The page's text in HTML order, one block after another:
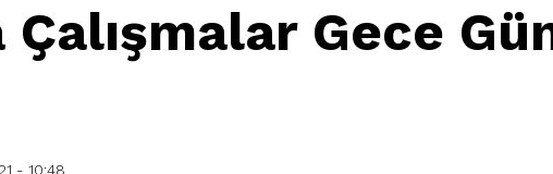
Çalışmalar Gece
- 10:48